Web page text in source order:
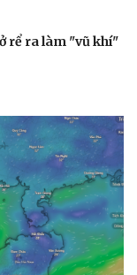
rể ra làm "vũ khí"